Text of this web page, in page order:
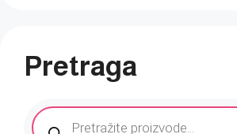
Pretraga
Products
search